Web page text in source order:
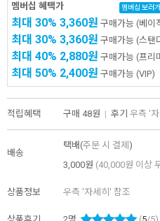
멤버십 혜택가 멤버십 보러
최대 30% 3,360원 구매가능 (베이
최대 30% 3,360원 구매가능 (스탠
최대 40% 2,880원 구매가능 (프리
최대 50% 2,400원 구매가능 (VIP)
적립혜택 구매 48원 | 후기 우측 '
배송
택배(주문 시 결제 )
3,000원 (40,000원 이상
상품정보 우측 '자세히' 참조